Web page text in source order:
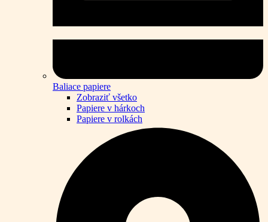
Baliace papiere
Zobraziť všetko
Papiere v hárkoch
Papiere v rolkách